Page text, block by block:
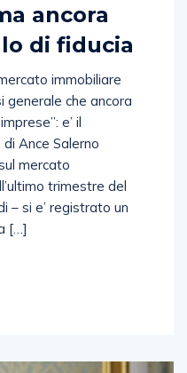
ancora
di fiducia
immobiliare
generale che ancora
e’ il
Ance Salerno
mercato
trimestre del
– si e’ registrato un
[…]